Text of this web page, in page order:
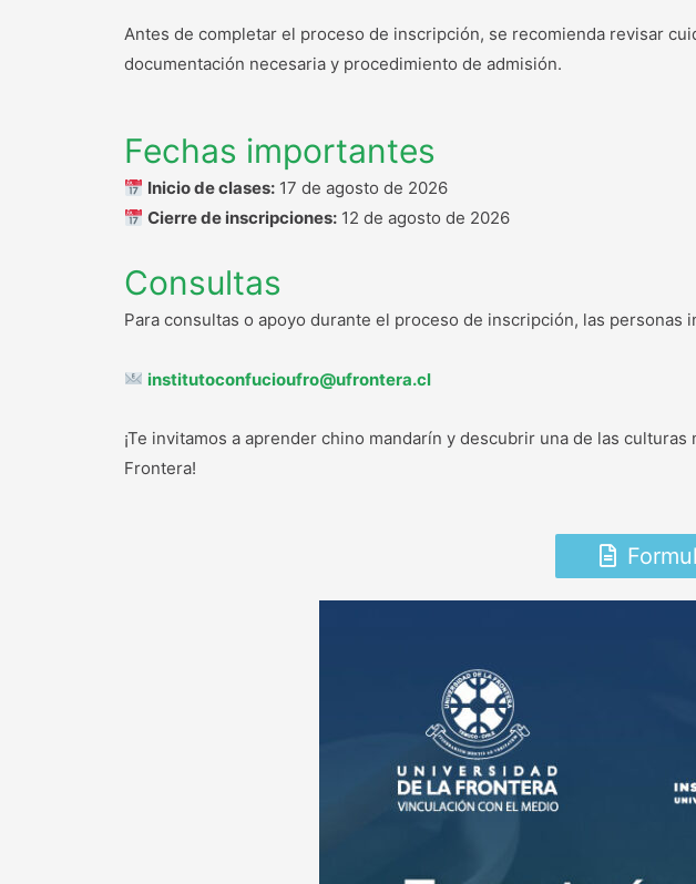
Antes de completar el proceso de inscripción, se recomienda revisar
documentación necesaria y procedimiento de admisión.
Fechas importantes
Inicio de clases: 17 de agosto de 2026
Cierre de inscripciones: 12 de agosto de 2026
Consultas
Para consultas o apoyo durante el proceso de inscripción, las
institutoconfucioufro@ufrontera.cl
¡Te invitamos a aprender chino mandarín y descubrir una de las
Frontera!